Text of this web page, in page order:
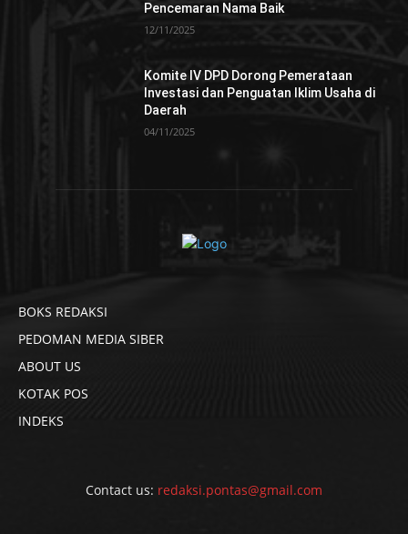
Pencemaran Nama Baik
12/11/2025
Komite IV DPD Dorong Pemerataan
Investasi dan Penguatan Iklim Usaha di
Daerah
04/11/2025
BOKS REDAKSI
PEDOMAN MEDIA SIBER
ABOUT US
KOTAK POS
INDEKS
Contact us: redaksi.pontas@gmail.com